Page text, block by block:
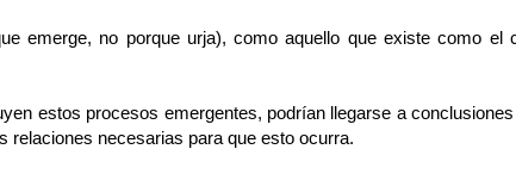
emerge, no porque urja), como aquello que existe como el
estos procesos emergentes, podrían llegarse a
relaciones necesarias para que esto ocurra.